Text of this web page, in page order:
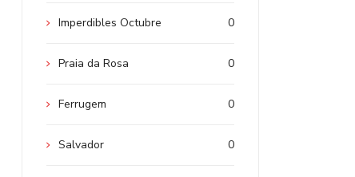
0
Imperdibles Octubre
0
Praia da Rosa
0
Ferrugem
0
Salvador